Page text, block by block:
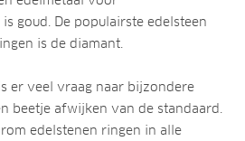
goud. De populairste edelsteen
is de diamant.
er veel vraag naar bijzondere
beetje afwijken van de standaard.
edelstenen ringen in alle